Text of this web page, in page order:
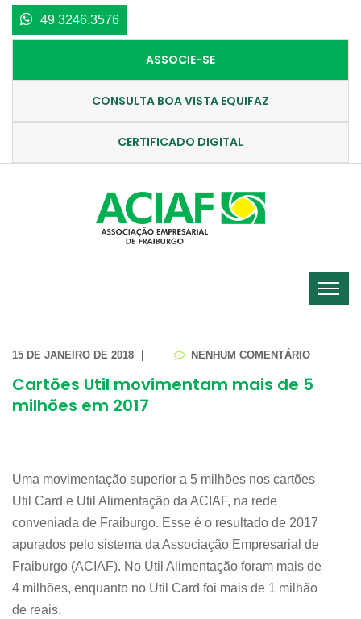
49 3246.3576
ASSOCIE-SE
CONSULTA BOA VISTA EQUIFAZ
CERTIFICADO DIGITAL
15 DE JANEIRO DE 2018 NENHUM COMENTÁRIO
Cartões Util movimentam mais de 5
milhões em 2017
Uma movimentação superior a 5 milhões nos cartões
Util Card e Util Alimentação da ACIAF, na rede
conveniada de Fraiburgo. Esse é o resultado de 2017
apurados pelo sistema da Associação Empresarial de
Fraiburgo (ACIAF). No Util Alimentação foram mais de
4 milhões, enquanto no Util Card foi mais de 1 milhão
de reais.